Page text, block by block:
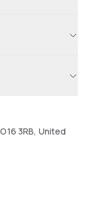
3RB, United